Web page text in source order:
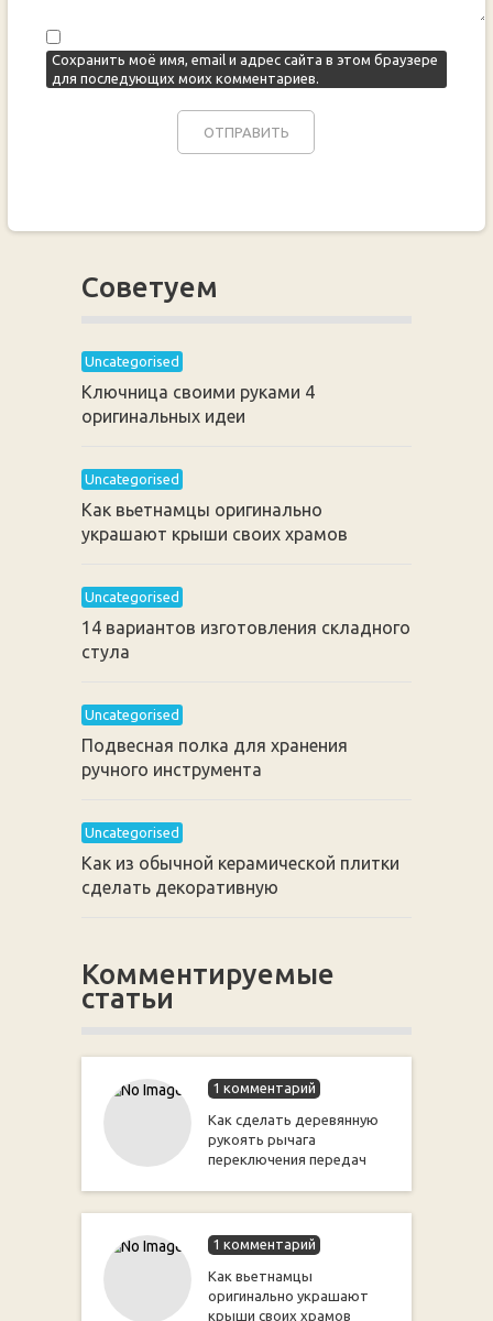
Сохранить моё имя, email и адрес сайта в этом браузере
для последующих моих комментариев.
Советуем
Uncategorised
Ключница своими руками 4
оригинальных идеи
Uncategorised
Как вьетнамцы оригинально
украшают крыши своих храмов
Uncategorised
14 вариантов изготовления складного
стула
Uncategorised
Подвесная полка для хранения
ручного инструмента
Uncategorised
Как из обычной керамической плитки
сделать декоративную
Комментируемые
статьи
1 комментарий
Как сделать деревянную
рукоять рычага
переключения передач
1 комментарий
Как вьетнамцы
оригинально украшают
крыши своих храмов